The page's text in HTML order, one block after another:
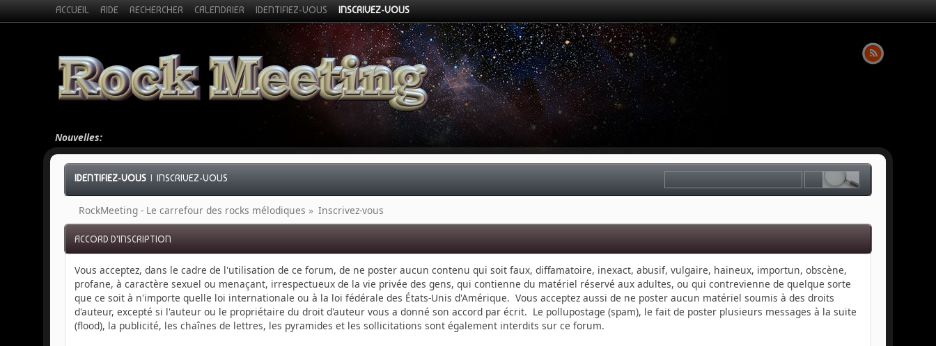
ACCUEIL AIDE RECHERCHER CALENDRIER IDENTIFIEZ-VOUS INSCRIVEZ-VOUS
Nouvelles:
IDENTIFIEZ-VOUS |INSCRIVEZ-VOUS
RockMeeting - Le carrefour des rocks mélodiques » Inscrivez-vous
ACCORD D'INSCRIPTION
Vous acceptez, dans le cadre de l'utilisation de ce forum, de ne poster aucun contenu qui soit faux, diffamatoire, inexact, abusif, vulgaire, haineux, importun, obscène,
profane, à caractère sexuel ou menaçant, irrespectueux de la vie privée des gens, qui contienne du matériel réservé aux adultes, ou qui contrevienne de quelque sorte
que ce soit à n'importe quelle loi internationale ou à la loi fédérale des États-Unis d'Amérique. Vous acceptez aussi de ne poster aucun matériel soumis à des droits
d'auteur, excepté si l'auteur ou le propriétaire du droit d'auteur vous a donné son accord par écrit. Le pollupostage (spam), le fait de poster plusieurs messages à la suite
(flood), la publicité, les chaînes de lettres, les pyramides et les sollicitations sont également interdits sur ce forum.